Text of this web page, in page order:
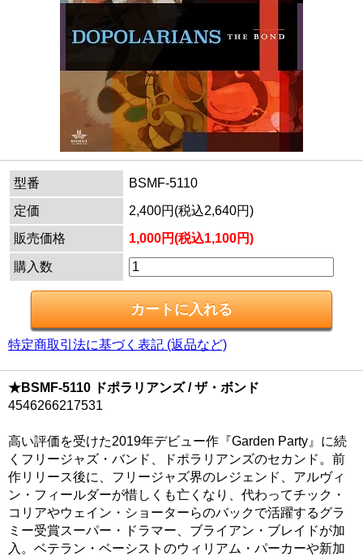
型番
BSMF-5110
定価
2,400円(税込2,640円)
販売価格
1,000円(税込1,100円)
購入数
特定商取引法に基づく表記 (返品など)
★BSMF-5110 ドポラリアンズ / ザ・ボンド
4546266217531
高い評価を受けた2019年デビュー作『Garden Party』に続
くフリージャズ・バンド、ドポラリアンズのセカンド。前
作リリース後に、フリージャズ界のレジェンド、アルヴィ
ン・フィールダーが惜しくも亡くなり、代わってチック・
コリアやウェイン・ショーターらのバックで活躍するグラ
ミー受賞スーパー・ドラマー、ブライアン・ブレイドが加
入。ベテラン・ベーシストのウィリアム・パーカーや新加